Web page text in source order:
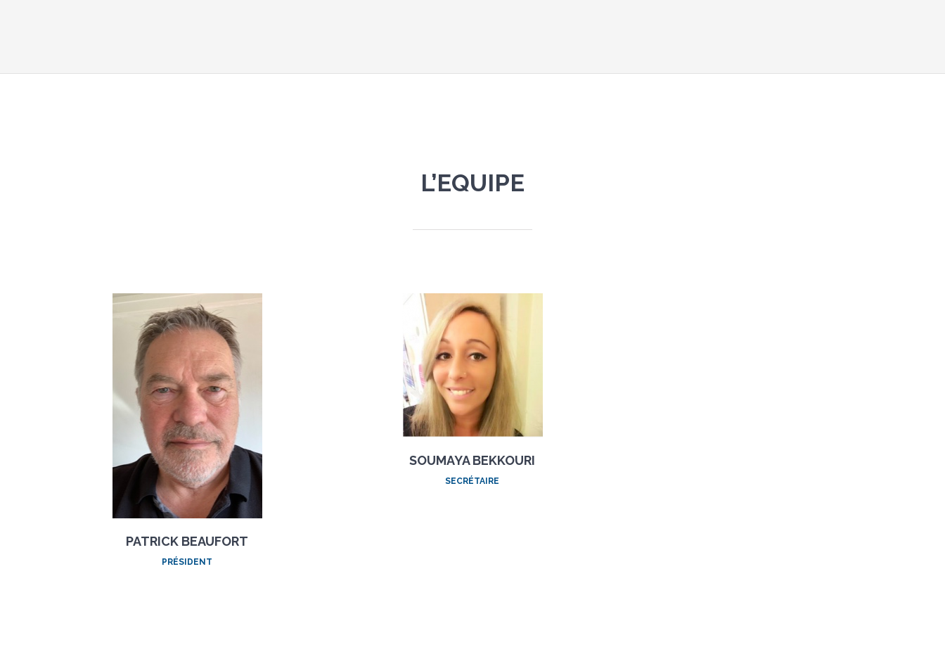
L’EQUIPE
PATRICK BEAUFORT
PRÉSIDENT
SOUMAYA BEKKOURI
SECRÉTAIRE